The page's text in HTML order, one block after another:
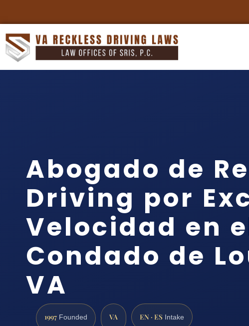
Abogado de
Driving por
Velocidad en
Condado de
VA
1997 Founded VA EN · ES Intake